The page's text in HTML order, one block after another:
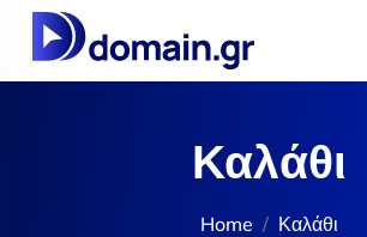
Καλάθι
Home Καλάθι